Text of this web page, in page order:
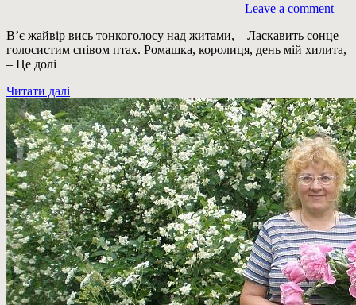
Leave a comment
В’є жайвір вись тонкоголосу над житами, – Ласкавить сонце
голосистим співом птах. Ромашка, королиця, день мій хилита,
– Це долі
Читати далі